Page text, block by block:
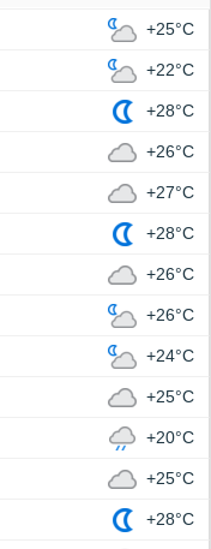
+25°C
+22°C
+28°C
+26°C
+27°C
+28°C
+26°C
+26°C
+24°C
+25°C
+20°C
+25°C
+28°C